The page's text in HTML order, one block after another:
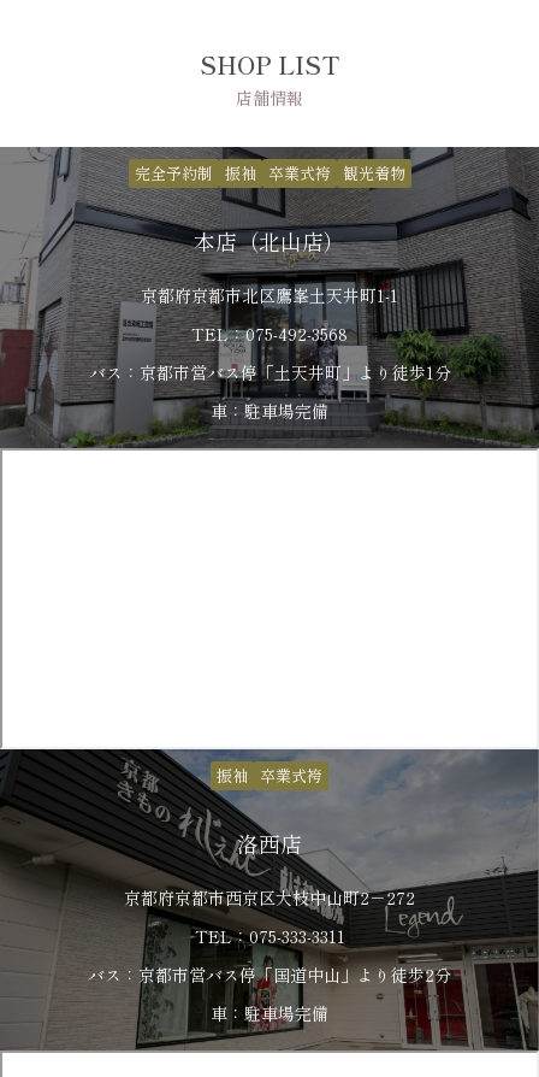
SHOP LIST
店舗情報
完全予約制 振袖 卒業式袴 観光着物
本店（北山店）
京都府京都市北区鷹峯土天井町1-1
TEL：075-492-3568
バス：京都市営バス停「土天井町」より徒歩1分
車：駐車場完備
振袖 卒業式袴
洛西店
京都府京都市西京区大枝中山町2－272
TEL：075-333-3311
バス：京都市営バス停「国道中山」より徒歩2分
車：駐車場完備